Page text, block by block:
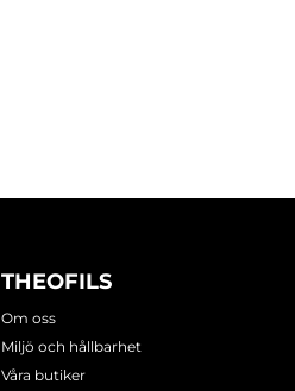
THEOFILS
Om oss
Miljö och hållbarhet
Våra butiker